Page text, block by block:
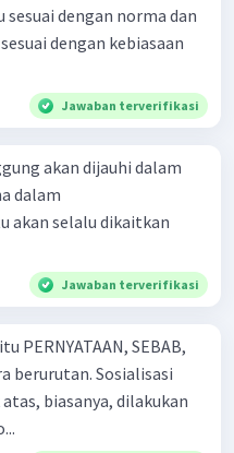
yang belum memahami
yang ditiru merupakan
A.
Jawaban terverifikasi
akan dijauhi dalam
dalam
akan selalu dikaitkan
Jawaban terverifikasi
PERNYATAAN, SEBAB,
Sosialisasi
biasanya, dilakukan